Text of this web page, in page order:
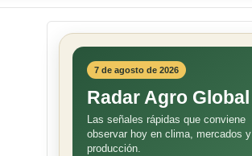
7 de agosto de 2026
Radar Agro Global
Las señales rápidas que conviene
observar hoy en clima, mercados y
producción.